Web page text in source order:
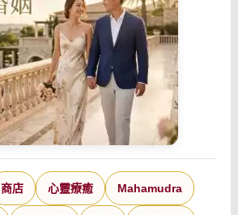
商店 心靈療癒 Mahamudra